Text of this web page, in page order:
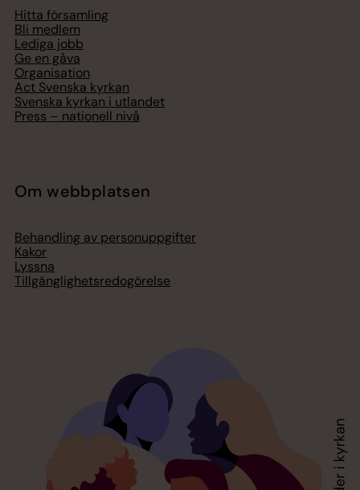
Hitta församling
Bli medlem
Lediga jobb
Ge en gåva
Organisation
Act Svenska kyrkan
Svenska kyrkan i utlandet
Press – nationell nivå
Om webbplatsen
Behandling av personuppgifter
Kakor
Lyssna
Tillgänglighetsredogörelse